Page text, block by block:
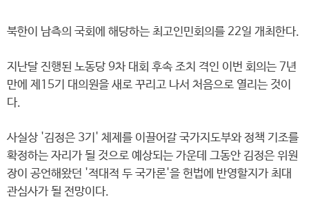
북한이 남측의 국회에 해당하는 최고인민회의를 22일 개최한다.
지난달 진행된 노동당 9차 대회 후속 조치 격인 이번 회의는 7년
만에 제15기 대의원을 새로 꾸리고 나서 처음으로 열리는 것이
다.
사실상 '김정은 3기' 체제를 이끌어갈 국가지도부와 정책 기조를
확정하는 자리가 될 것으로 예상되는 가운데 그동안 김정은 위원
장이 공언해왔던 '적대적 두 국가론'을 헌법에 반영할지가 최대
관심사가 될 전망이다.